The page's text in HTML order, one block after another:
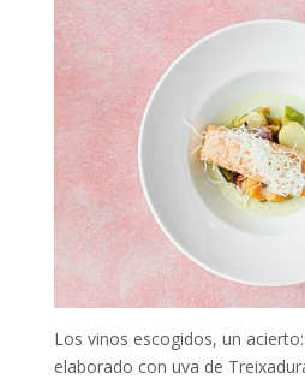
Los vinos escogidos, un
elaborado con uva de